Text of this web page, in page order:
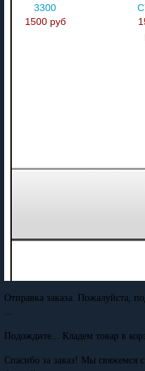
3300
1500 руб
Отправка заказа. Пожалуйста,
...
Подождите... Кладем товар в
Спасибо за заказ! Мы свяжемся